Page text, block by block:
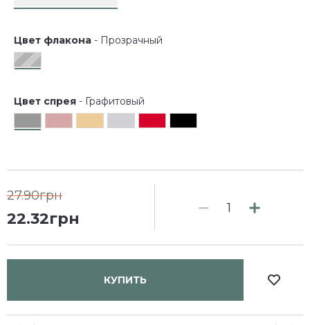
Цвет флакона - Прозрачный
Цвет спрея - Графитовый
27.90грн
22.32грн
КУПИТЬ